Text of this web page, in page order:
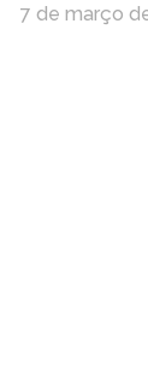
7 de março